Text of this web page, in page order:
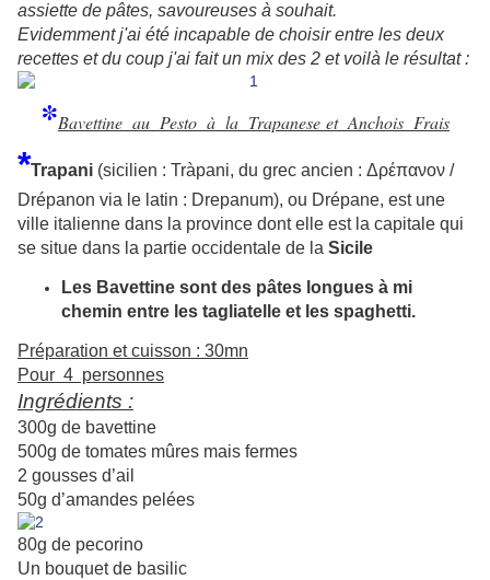
assiette de pâtes, savoureuses à souhait.
Evidemment j'ai été incapable de choisir entre les deux
recettes et du coup j'ai fait un mix des 2 et voilà le résultat :
*Bavettine au Pesto à la Trapanese et Anchois Frais
*Trapani (sicilien : Tràpani, du grec ancien : Δρέπανον /
Drépanon via le latin : Drepanum), ou Drépane, est une
ville italienne dans la province dont elle est la capitale qui
se situe dans la partie occidentale de la Sicile
Les Bavettine sont des pâtes longues à mi
chemin entre les tagliatelle et les spaghetti.
Préparation et cuisson : 30mn
Pour 4 personnes
Ingrédients :
300g de bavettine
500g de tomates mûres mais fermes
2 gousses d’ail
50g d’amandes pelées
80g de pecorino
Un bouquet de basilic